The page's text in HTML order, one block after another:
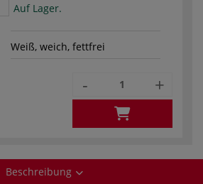
Auf Lager.
Weiß, weich, fettfrei
- +
Beschreibung